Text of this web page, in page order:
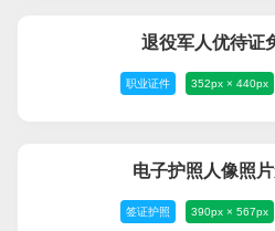
退役军人优待证
职业证件 352px × 440px
电子护照人像照
签证护照 390px × 567px